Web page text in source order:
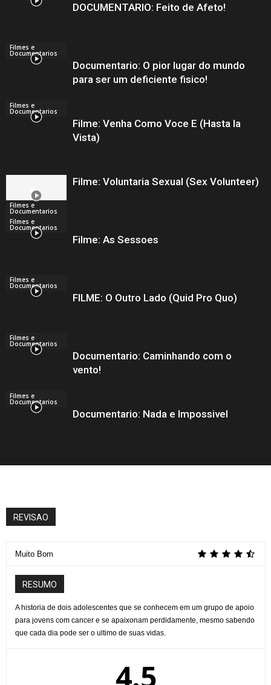
DOCUMENTARIO: Feito de Afeto!
Filmes e
Documentarios
Documentario: O pior lugar do mundo
para ser um deficiente fisico!
Filmes e
Documentarios
Filme: Venha Como Voce E (Hasta la
Vista)
Filmes e
Documentarios
Filme: Voluntaria Sexual (Sex Volunteer)
Filmes e
Documentarios
Filme: As Sessoes
Filmes e
Documentarios
FILME: O Outro Lado (Quid Pro Quo)
Filmes e
Documentarios
Documentario: Caminhando com o
vento!
Filmes e
Documentarios
Documentario: Nada e Impossivel
REVISAO
Muito Bom
RESUMO
A historia de dois adolescentes que se conhecem em um grupo de apoio
para jovens com cancer e se apaixonam perdidamente, mesmo sabendo
que cada dia pode ser o ultimo de suas vidas.
4.5